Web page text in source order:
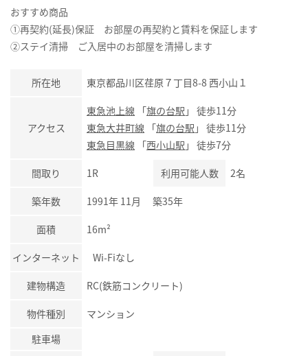
おすすめ商品
①再契約(延長)保証 お部屋の再契約と賃料を保証します
②ステイ清掃 ご入居中のお部屋を清掃します
所在地 東京都品川区荏原７丁目8-8 西小山１
アクセス
東急池上線 「旗の台駅 」 徒歩11分
東急大井町線 「旗の台駅 」 徒歩11分
東急目黒線 「西小山駅 」 徒歩7分
間取り 1R 利用可能人数 2名
築年数 1991年 11月 築35年
面積 16m²
インターネット Wi-Fiなし
建物構造 RC(鉄筋コンクリート)
物件種別
マンション
駐車場